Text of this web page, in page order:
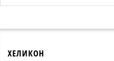
ХЕЛИКОН